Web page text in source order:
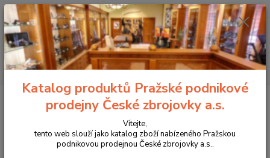
Menu
Hledat
+420 225 375 800
Příslušenství, doplňky a náhradní díly Pro pistole
Hledí luminiscenční pro CZ P-10
Hledí luminiscenční pro CZ P-10
Katalog produktů Pražské podnikové
prodejny České zbrojovky a.s.
Vítejte,
tento web slouží jako katalog zboží nabízeného Pražskou
podnikovou prodejnou České zbrojovky a.s..